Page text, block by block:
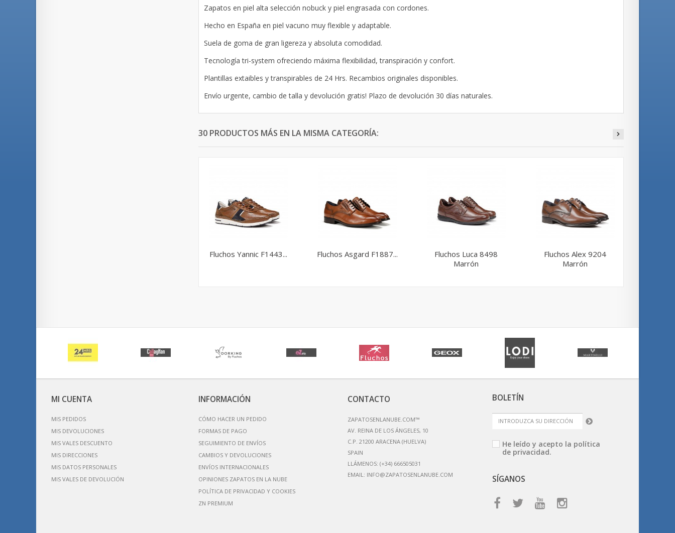
Zapatos en piel alta selección nobuck y piel engrasada con cordones.
Hecho en España en piel vacuno muy flexible y adaptable.
Suela de goma de gran ligereza y absoluta comodidad.
Tecnología tri-system ofreciendo máxima flexibilidad, transpiración y confort.
Plantillas extaibles y transpirables de 24 Hrs. Recambios originales disponibles.
Envío urgente, cambio de talla y devolución gratis! Plazo de devolución 30 días naturales.
30 PRODUCTOS MÁS EN LA MISMA CATEGORÍA:
Fluchos Yannic F1443... Fluchos Asgard F1887...
Fluchos Luca 8498
Marrón
Fluchos Alex 9204
Marrón
MI CUENTA
MIS PEDIDOS
MIS DEVOLUCIONES
MIS VALES DESCUENTO
MIS DIRECCIONES
MIS DATOS PERSONALES
MIS VALES DE DEVOLUCIÓN
INFORMACIÓN
CÓMO HACER UN PEDIDO
FORMAS DE PAGO
SEGUIMIENTO DE ENVÍOS
CAMBIOS Y DEVOLUCIONES
ENVÍOS INTERNACIONALES
OPINIONES ZAPATOS EN LA NUBE
POLÍTICA DE PRIVACIDAD Y COOKIES
ZN PREMIUM
CONTACTO
ZAPATOSENLANUBE.COM™
AV. REINA DE LOS ÁNGELES, 10
C.P. 21200 ARACENA (HUELVA)
LLÁMENOS: (+34) 666505031
EMAIL: INFO@ZAPATOSENLANUBE.COM
BOLETÍN
He leído y acepto la política
de privacidad.
SÍGANOS